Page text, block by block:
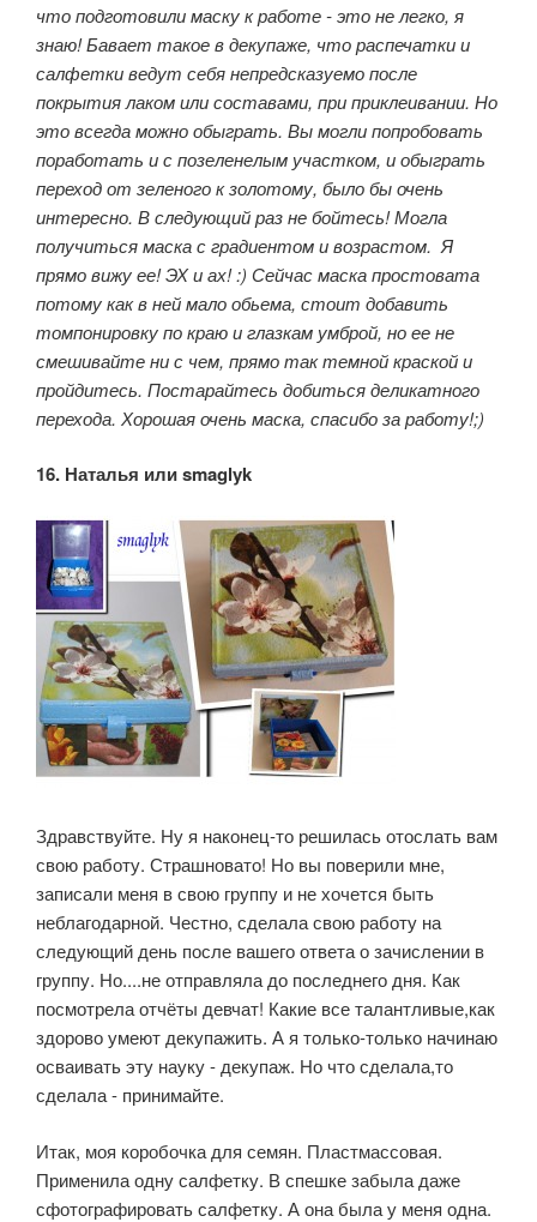
что подготовили маску к работе - это не легко, я
знаю! Бавает такое в декупаже, что распечатки и
салфетки ведут себя непредсказуемо после
покрытия лаком или составами, при приклеивании. Но
это всегда можно обыграть. Вы могли попробовать
поработать и с позеленелым участком, и обыграть
переход от зеленого к золотому, было бы очень
интересно. В следующий раз не бойтесь! Могла
получиться маска с градиентом и возрастом. Я
прямо вижу ее! ЭХ и ах! :) Сейчас маска простовата
потому как в ней мало обьема, стоит добавить
томпонировку по краю и глазкам умброй, но ее не
смешивайте ни с чем, прямо так темной краской и
пройдитесь. Постарайтесь добиться деликатного
перехода. Хорошая очень маска, спасибо за работу!;)
16. Наталья или smaglyk
Здравствуйте. Ну я наконец-то решилась отослать вам
свою работу. Страшновато! Но вы поверили мне,
записали меня в свою группу и не хочется быть
неблагодарной. Честно, сделала свою работу на
следующий день после вашего ответа о зачислении в
группу. Но....не отправляла до последнего дня. Как
посмотрела отчёты девчат! Какие все талантливые,как
здорово умеют декупажить. А я только-только начинаю
осваивать эту науку - декупаж. Но что сделала,то
сделала - принимайте.
Итак, моя коробочка для семян. Пластмассовая.
Применила одну салфетку. В спешке забыла даже
сфотографировать салфетку. А она была у меня одна.